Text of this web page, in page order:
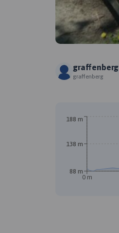
graffenberg
graffenberg
0 m
88 m
138 m
188 m